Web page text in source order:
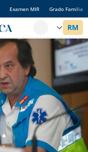
Examen MIR Grado Familia